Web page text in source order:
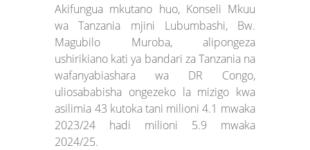
Akifungua mkutano huo, Konseli Mkuu
wa Tanzania mjini Lubumbashi, Bw.
Magubilo Muroba, alipongeza
ushirikiano kati ya bandari za Tanzania na
wafanyabiashara wa DR Congo,
uliosababisha ongezeko la mizigo kwa
asilimia 43 kutoka tani milioni 4.1 mwaka
2023/24 hadi milioni 5.9 mwaka
2024/25.